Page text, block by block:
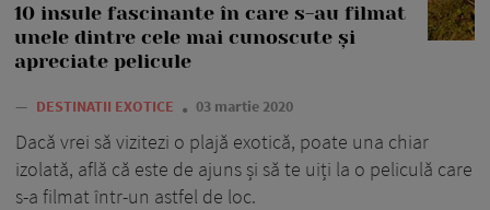
10 insule fascinante în care s-au filmat
unele dintre cele mai cunoscute și
apreciate pelicule
— DESTINATII EXOTICE 03 martie 2020
Dacă vrei să vizitezi o plajă exotică, poate una chiar
izolată, află că este de ajuns și să te uiți la o peliculă care
s-a filmat într-un astfel de loc.